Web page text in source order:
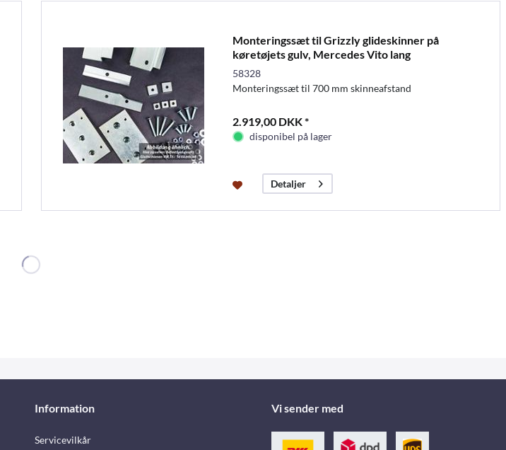
Monteringssæt til Grizzly glideskinner på
køretøjets gulv, Mercedes Vito lang
58328
Monteringssæt til 700 mm skinneafstand
2.919,00 DKK *
disponibel på lager
Detaljer
Information
Servicevilkår
Vi sender med